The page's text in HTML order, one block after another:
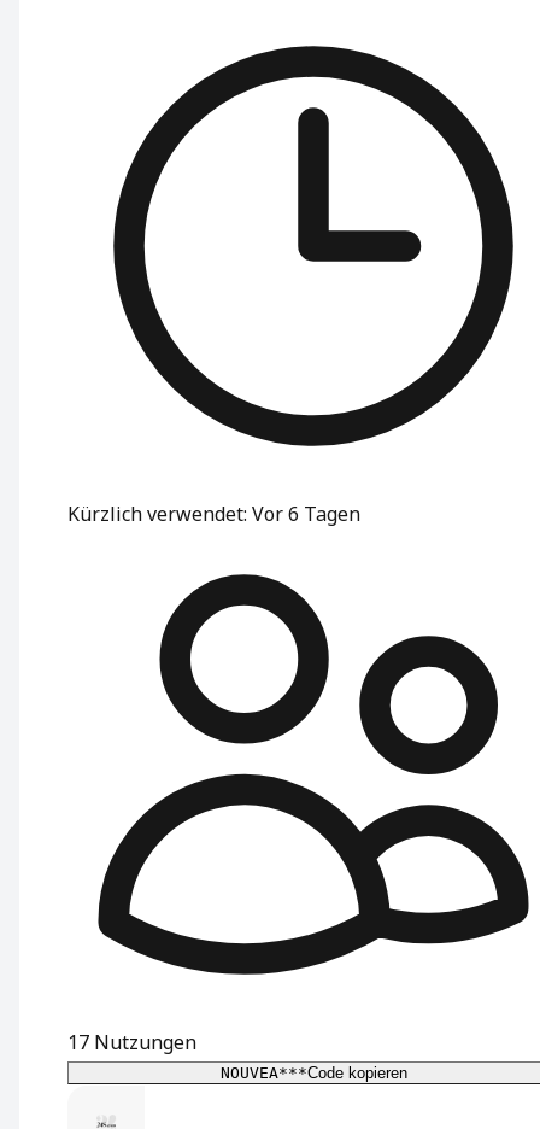
Kürzlich verwendet: Vor 6 Tagen
17 Nutzungen
NOUVEA***Code kopieren